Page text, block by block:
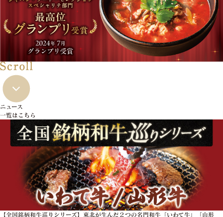
ニュース
一覧はこちら
【全国銘柄和牛巡りシリーズ】東北が生んだ２つの名門和牛「いわて牛」「山形